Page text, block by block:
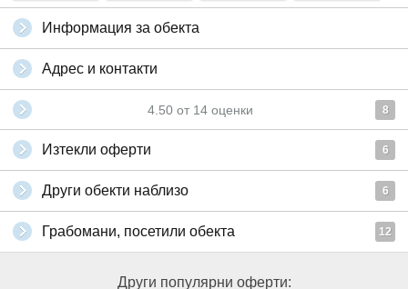
Информация за обекта
Адрес и контакти
4.50 от 14 оценки 8
Изтекли оферти 6
Други обекти наблизо 6
Грабомани, посетили обекта 12
Други популярни оферти: